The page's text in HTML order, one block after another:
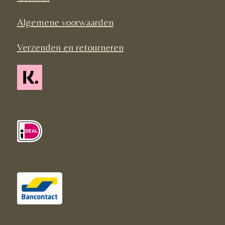
Algemene voorwaarden
Verzenden en retourneren